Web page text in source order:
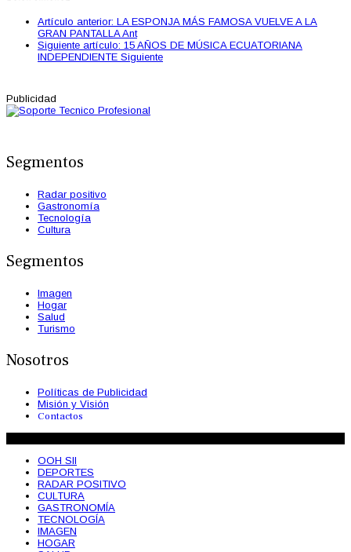
Artículo anterior: LA ESPONJA MÁS FAMOSA VUELVE A LA
GRAN PANTALLAAnt
Siguiente artículo: 15 AÑOS DE MÚSICA ECUATORIANA
INDEPENDIENTE Siguiente
Publicidad
Segmentos
Radar positivo
Gastronomía
Tecnología
Cultura
Segmentos
Imagen
Hogar
Salud
Turismo
Nosotros
Políticas de Publicidad
Misión y Visión
Contactos
OOH SII
DEPORTES
RADAR POSITIVO
CULTURA
GASTRONOMÍA
TECNOLOGÍA
IMAGEN
HOGAR